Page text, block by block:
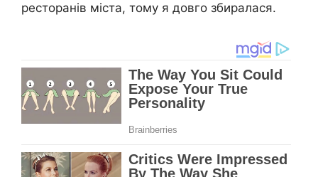
ресторанів міста, тому я довго збиралася.